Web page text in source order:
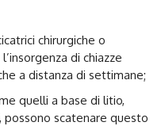
chirurgiche o
di chiazze
a distanza di settimane;
quelli a base di litio,
scatenare questo